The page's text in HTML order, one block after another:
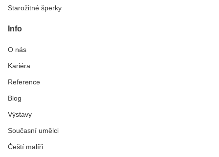
Starožitné šperky
Info
O nás
Kariéra
Reference
Blog
Výstavy
Současní umělci
Čeští malíři